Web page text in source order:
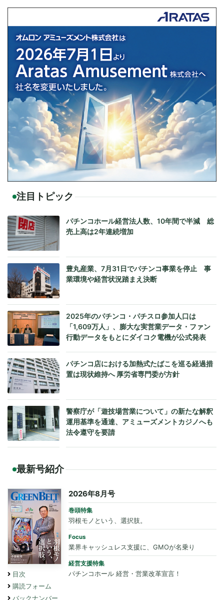
注目トピック
パチンコホール経営法人数、10年間で半減 総
売上高は2年連続増加
豊丸産業、7月31日でパチンコ事業を停止 事
業環境や経営状況踏まえ決断
2025年のパチンコ・パチスロ参加人口は
「1,609万人」、膨大な実営業データ・ファン
行動データをもとにダイコク電機が公式発表
パチンコ店における加熱式たばこを巡る経過措
置は現状維持へ 厚労省専門委が方針
警察庁が「遊技場営業について」の新たな解釈
運用基準を通達、アミューズメントカジノへも
法令遵守を要請
最新号紹介
目次
購読フォーム
バックナンバー
2026年8月号
巻頭特集
羽根モノという、選択肢。
Focus
業界キャッシュレス支援に、GMOが名乗り
経営支援特集
パチンコホール 経営・営業改革宣言！